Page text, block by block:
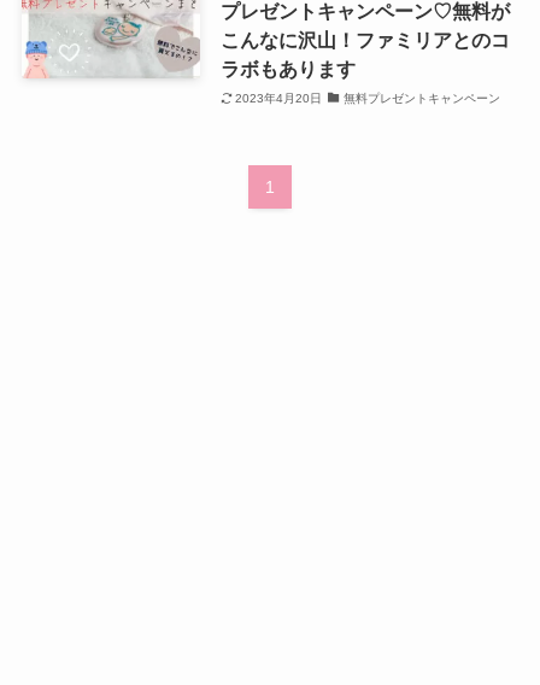
プレゼントキャンペーン♡無料が
こんなに沢山！ファミリアとのコ
ラボもあります
2023年4月20日 無料プレゼントキャンペーン
1